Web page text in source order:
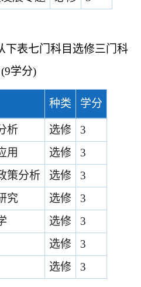
下表七门科目选修三门科
学分)
种类 学分
析 选修
3
用
选修
3
策分析
选修
3
究
选修
3
选修
3
选修
3
选修 3